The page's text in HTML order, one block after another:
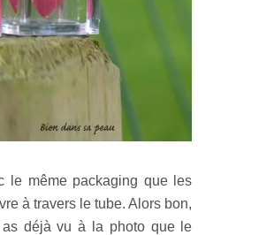
le même packaging que les
à travers le tube. Alors bon,
as déjà vu à la photo que le